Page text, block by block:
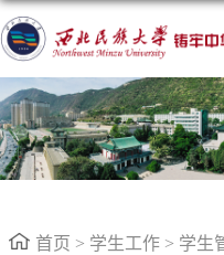
首页 > 学生工作 > 学生